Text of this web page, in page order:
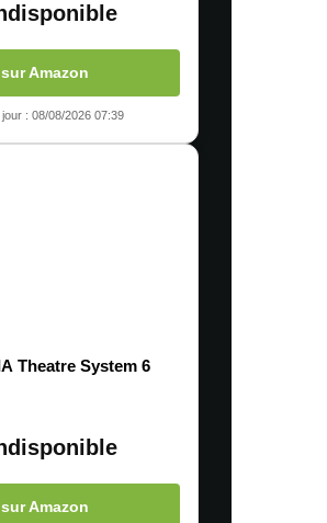
Amazon
jour : 08/08/2026 07:39
Theatre System 6
Amazon